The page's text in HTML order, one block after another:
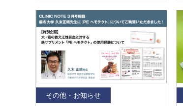
い」動物病院づくり
その他・お知らせ